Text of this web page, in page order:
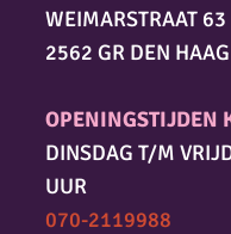
WEIMARSTRAAT 63
2562 GR DEN HAAG
OPENINGSTIJDEN
DINSDAG T/M
UUR
070-2119988